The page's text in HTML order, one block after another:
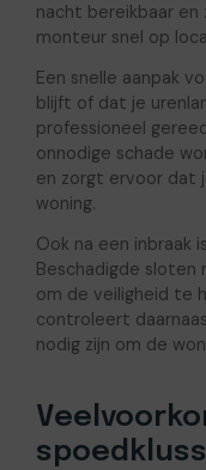
nacht bereikbaar
monteur snel op
Een snelle aanpak
blijft of dat je
professioneel
onnodige schade
en zorgt ervoor dat
woning.
Ook na een inbraak
Beschadigde
om de veiligheid te
controleert
nodig zijn om de